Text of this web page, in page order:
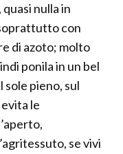
nulla in
con
di azoto; molto
ponila in un bel
sole pieno, sul
le
se vivi